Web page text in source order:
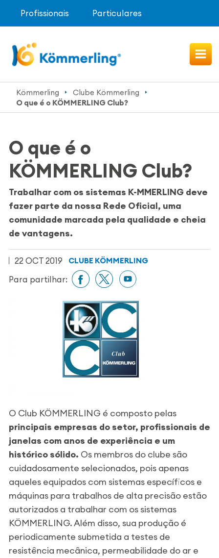
Profissionais Particulares
Kömmerling
Clube Kömmerling
O que é o KÖMMERLING Club?
O que é o
KÖMMERLING Club?
Trabalhar com os sistemas K-MMERLING deve
fazer parte da nossa Rede Oficial, uma
comunidade marcada pela qualidade e cheia
de vantagens.
22 OCT 2019 CLUBE KÖMMERLING
Para partilhar:
O Club KÖMMERLING é composto pelas
principais empresas do setor, profissionais de
janelas com anos de experiência e um
histórico sólido. Os membros do clube são
cuidadosamente selecionados, pois apenas
aqueles equipados com sistemas específicos e
máquinas para trabalhos de alta precisão estão
autorizados a trabalhar com os sistemas
KÖMMERLING. Além disso, sua produção é
periodicamente submetida a testes de
resistência mecânica, permeabilidade do ar e